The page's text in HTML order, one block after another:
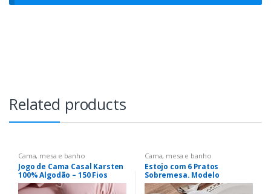
Related products
Cama, mesa e banho
Jogo de Cama Casal Karsten
100% Algodão – 150 Fios
Nuance Ivory Branco 3 Peças
Cama, mesa e banho
Estojo com 6 Pratos
Sobremesa. Modelo
Redondo Voyage Coup.
Branca. Qualidade Beleza e